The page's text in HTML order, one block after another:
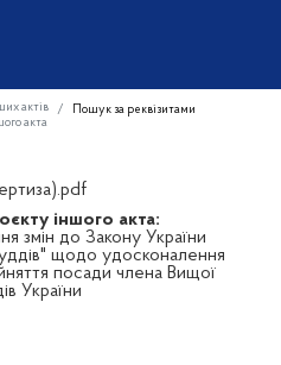
актів
Пошук за реквізитами
акта
іншого акта:
змін до Закону України
щодо удосконалення
посади члена Вищої
України